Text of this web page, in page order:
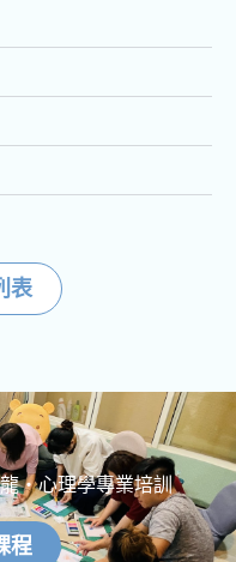
表
・心理學專業培訓
程